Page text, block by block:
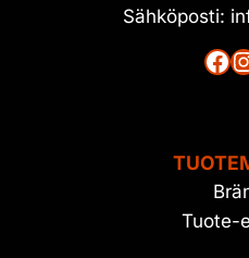
Sähköposti:
Tuote-